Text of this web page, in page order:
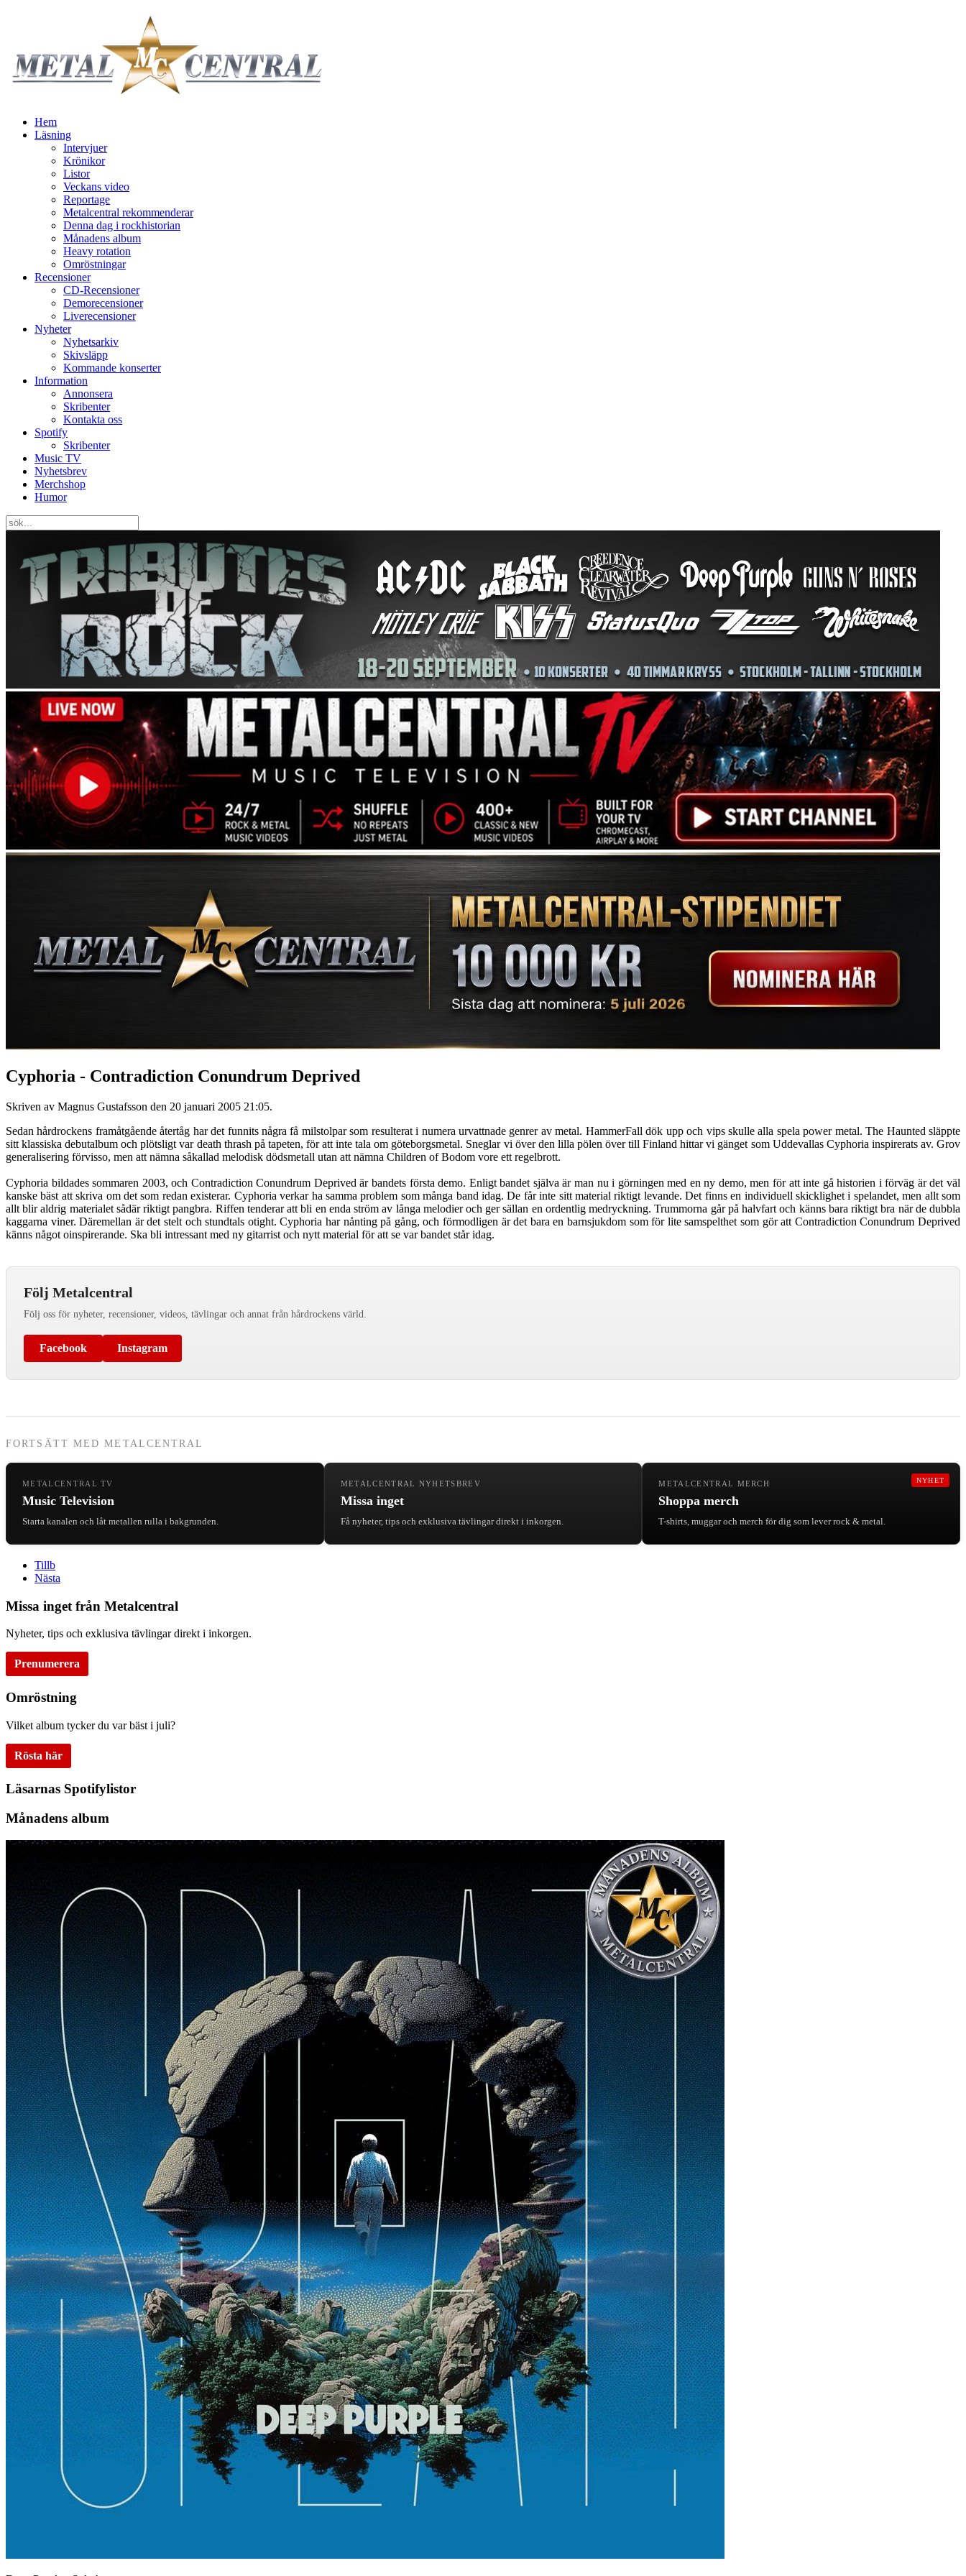
Hem
Läsning
Intervjuer
Krönikor
Listor
Veckans video
Reportage
Metalcentral rekommenderar
Denna dag i rockhistorian
Månadens album
Heavy rotation
Omröstningar
Recensioner
CD-Recensioner
Demorecensioner
Liverecensioner
Nyheter
Nyhetsarkiv
Skivsläpp
Kommande konserter
Information
Annonsera
Skribenter
Kontakta oss
Spotify
Skribenter
Music TV
Nyhetsbrev
Merchshop
Humor
Cyphoria - Contradiction Conundrum Deprived
Skriven av Magnus Gustafsson den 20 januari 2005 21:05.
Sedan hårdrockens framåtgående återtåg har det funnits några få milstolpar som resulterat i numera urvattnade genrer av metal. HammerFall dök upp och vips skulle alla spela power metal. The Haunted släppte
sitt klassiska debutalbum och plötsligt var death thrash på tapeten, för att inte tala om göteborgsmetal. Sneglar vi över den lilla pölen över till Finland hittar vi gänget som Uddevallas Cyphoria inspirerats av. Grov
generalisering förvisso, men att nämna såkallad melodisk dödsmetall utan att nämna Children of Bodom vore ett regelbrott.
Cyphoria bildades sommaren 2003, och Contradiction Conundrum Deprived är bandets första demo. Enligt bandet själva är man nu i görningen med en ny demo, men för att inte gå historien i förväg är det väl
kanske bäst att skriva om det som redan existerar. Cyphoria verkar ha samma problem som många band idag. De får inte sitt material riktigt levande. Det finns en individuell skicklighet i spelandet, men allt som
allt blir aldrig materialet sådär riktigt pangbra. Riffen tenderar att bli en enda ström av långa melodier och ger sällan en ordentlig medryckning. Trummorna går på halvfart och känns bara riktigt bra när de dubbla
kaggarna viner. Däremellan är det stelt och stundtals otight. Cyphoria har nånting på gång, och förmodligen är det bara en barnsjukdom som för lite samspelthet som gör att Contradiction Conundrum Deprived
känns något oinspirerande. Ska bli intressant med ny gitarrist och nytt material för att se var bandet står idag.
Följ Metalcentral
Följ oss för nyheter, recensioner, videos, tävlingar och annat från hårdrockens värld.
Facebook Instagram
FORTSÄTT MED METALCENTRAL
METALCENTRAL TV
Music Television
Starta kanalen och låt metallen rulla i bakgrunden.
METALCENTRAL NYHETSBREV
Missa inget
Få nyheter, tips och exklusiva tävlingar direkt i inkorgen.
NYHET
METALCENTRAL MERCH
Shoppa merch
T-shirts, muggar och merch för dig som lever rock & metal.
Tillb
Nästa
Missa inget från Metalcentral
Nyheter, tips och exklusiva tävlingar direkt i inkorgen.
Prenumerera
Omröstning
Vilket album tycker du var bäst i juli?
Rösta här
Läsarnas Spotifylistor
Månadens album